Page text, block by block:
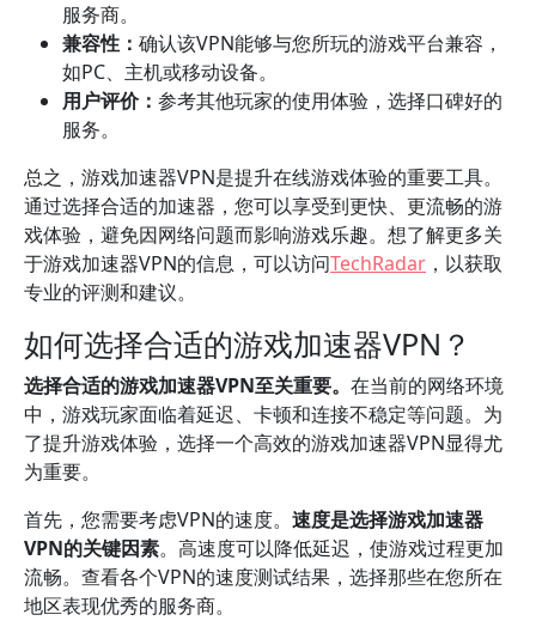
服务商。
兼容性： 确认该VPN能够与您所玩的游戏平台兼容，
如PC、主机或移动设备。
用户评价： 参考其他玩家的使用体验，选择口碑好的
服务。
总之，游戏加速器VPN是提升在线游戏体验的重要工具。
通过选择合适的加速器，您可以享受到更快、更流畅的游
戏体验，避免因网络问题而影响游戏乐趣。想了解更多关
于游戏加速器VPN的信息，可以访问TechRadar ，以获取
专业的评测和建议。
如何选择合适的游戏加速器VPN？
选择合适的游戏加速器VPN至关重要。 在当前的网络环境
中，游戏玩家面临着延迟、卡顿和连接不稳定等问题。为
了提升游戏体验，选择一个高效的游戏加速器VPN显得尤
为重要。
首先，您需要考虑VPN的速度。 速度是选择游戏加速器
VPN的关键因素。高速度可以降低延迟，使游戏过程更加
流畅。查看各个VPN的速度测试结果，选择那些在您所在
地区表现优秀的服务商。